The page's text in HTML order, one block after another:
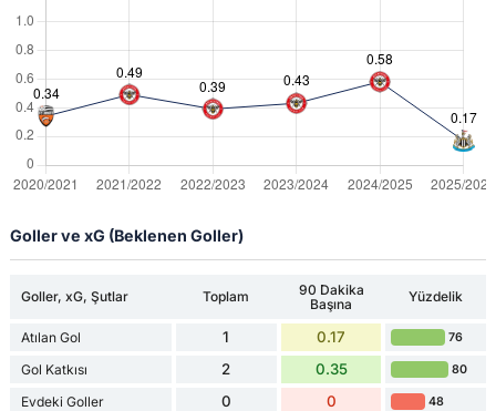
Goller ve xG (Beklenen Goller)
Goller, xG, Şutlar Toplam
90 Dakika
Başına
Yüzdelik
Atılan Gol 1 0.17 76
Gol Katkısı 2 0.35 80
Evdeki Goller 0 0 48